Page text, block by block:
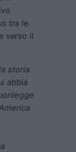
tra le
verso il
storia
abbia